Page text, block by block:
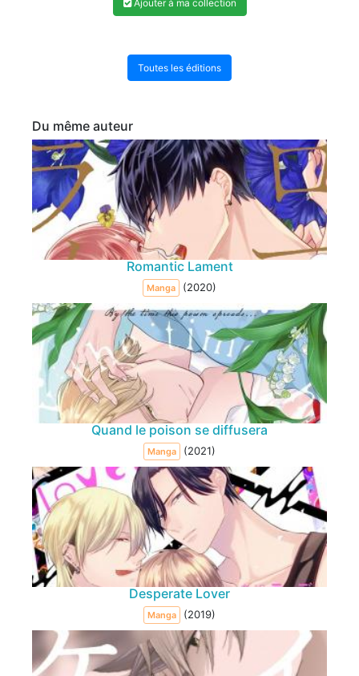
Ajouter à ma collection
Toutes les éditions
Du même auteur
Romantic Lament
Manga (2020)
Quand le poison se diffusera
Manga (2021)
Desperate Lover
Manga (2019)